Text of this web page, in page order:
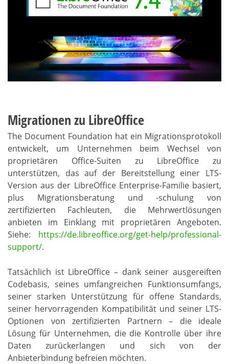
Migrationen zu LibreOffice
The Document Foundation hat ein Migrationsprotokoll
entwickelt, um Unternehmen beim Wechsel von
proprietären Office-Suiten zu LibreOffice zu
unterstützen, das auf der Bereitstellung einer LTS-
Version aus der LibreOffice Enterprise-Familie basiert,
plus Migrationsberatung und -schulung von
zertifizierten Fachleuten, die Mehrwertlösungen
anbieten im Einklang mit proprietären Angeboten.
Siehe: https://de.libreoffice.org/get-help/professional-
support/.
Tatsächlich ist LibreOffice – dank seiner ausgereiften
Codebasis, seines umfangreichen Funktionsumfangs,
seiner starken Unterstützung für offene Standards,
seiner hervorragenden Kompatibilität und seiner LTS-
Optionen von zertifizierten Partnern – die ideale
Lösung für Unternehmen, die die Kontrolle über ihre
Daten zurückerlangen und sich von der
Anbieterbindung befreien möchten.